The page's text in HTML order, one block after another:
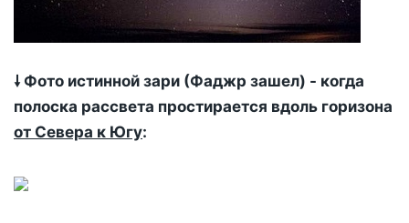
🠗 Фото истинной зари (Фаджр зашел) - когда
полоска рассвета простирается вдоль горизона
от Севера к Югу: